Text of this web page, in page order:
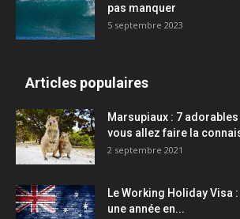
pas manquer
5 septembre 2023
Articles populaires
Marsupiaux : 7
vous allez faire la
2 septembre 2021
Le Working Holiday Visa
une année en...